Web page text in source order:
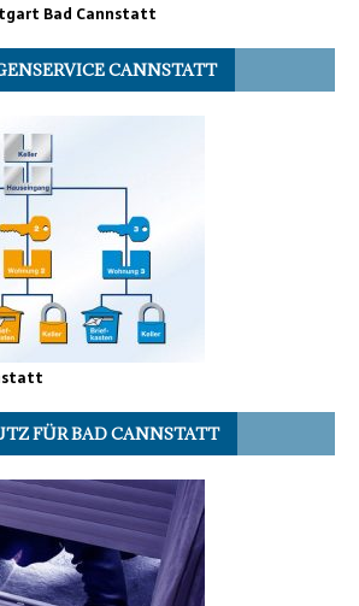
Bad Cannstatt
CANNSTATT
FÜR BAD CANNSTATT